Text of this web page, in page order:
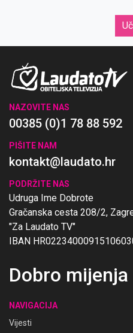
NAZOVITE NAS
00385 (0)1 78 88 592
PIŠITE NAM
kontakt@laudato.hr
PODRŽITE NAS
Udruga Ime Dobrote
Gračanska cesta 208/2,
"Za Laudato TV"
IBAN
Dobro mijenja
NAVIGACIJA
Vijesti